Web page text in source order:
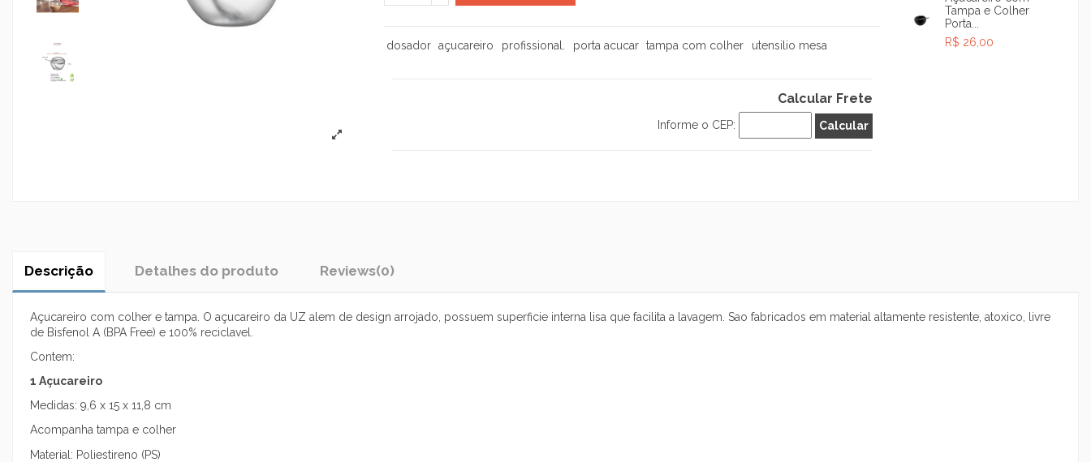
dosador açucareiro profissional. porta acucar tampa com colher utensilio mesa
Calcular Frete
Informe o CEP:
Tampa e Colher
Porta...
R$ 26,00
Descrição Detalhes do produto Reviews(0)
Açucareiro com colher e tampa. O açucareiro da UZ alem de design arrojado, possuem superficie interna lisa que facilita a lavagem. Sao fabricados em material altamente resistente, atoxico, livre
de Bisfenol A (BPA Free) e 100% reciclavel.
Contem:
1 Açucareiro
Medidas: 9,6 x 15 x 11,8 cm
Acompanha tampa e colher
Material: Poliestireno (PS)